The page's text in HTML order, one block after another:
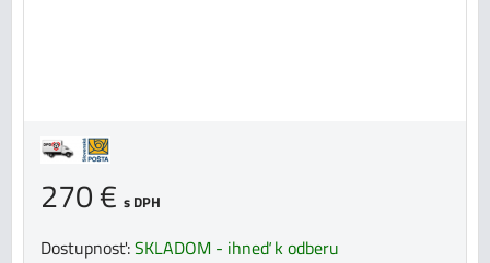
270 € s DPH
Dostupnosť:SKLADOM - ihneď k odberu